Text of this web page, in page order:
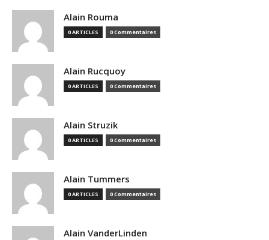
Alain Rouma
0 ARTICLES 0 Commentaires
Alain Rucquoy
0 ARTICLES 0 Commentaires
Alain Struzik
0 ARTICLES 0 Commentaires
Alain Tummers
0 ARTICLES 0 Commentaires
Alain VanderLinden